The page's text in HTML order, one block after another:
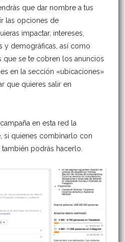
que dar nombre a tus
las opciones de
impactar, intereses,
y demográficas, así como
se te cobren los anuncios
en la sección «ubicaciones»
que quieres salir en
en esta red la
si quienes combinarlo con
podrás hacerlo.